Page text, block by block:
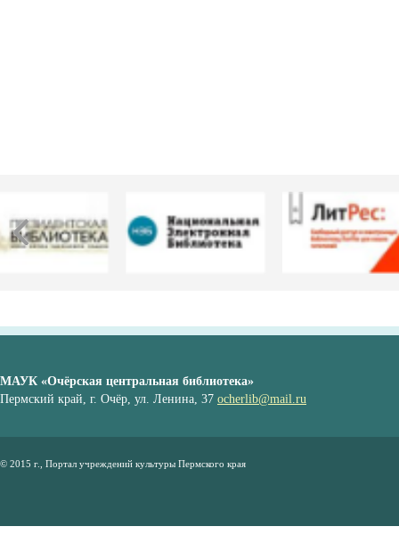
МАУК «Очёрская центральная библиотека»
Пермский край, г. Очёр, ул. Ленина, 37 ocherlib@mail.ru
© 2015 г., Портал учреждений культуры Пермского края